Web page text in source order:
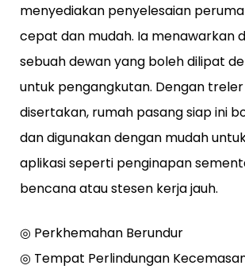
menyediakan penyelesaian
cepat dan mudah. Ia menawarkan
sebuah dewan yang boleh dilipat
untuk pengangkutan. Dengan
disertakan, rumah pasang siap ini
dan digunakan dengan mudah
aplikasi seperti penginapan
bencana atau stesen kerja jauh.
◎ Perkhemahan Berundur
◎ Tempat Perlindungan